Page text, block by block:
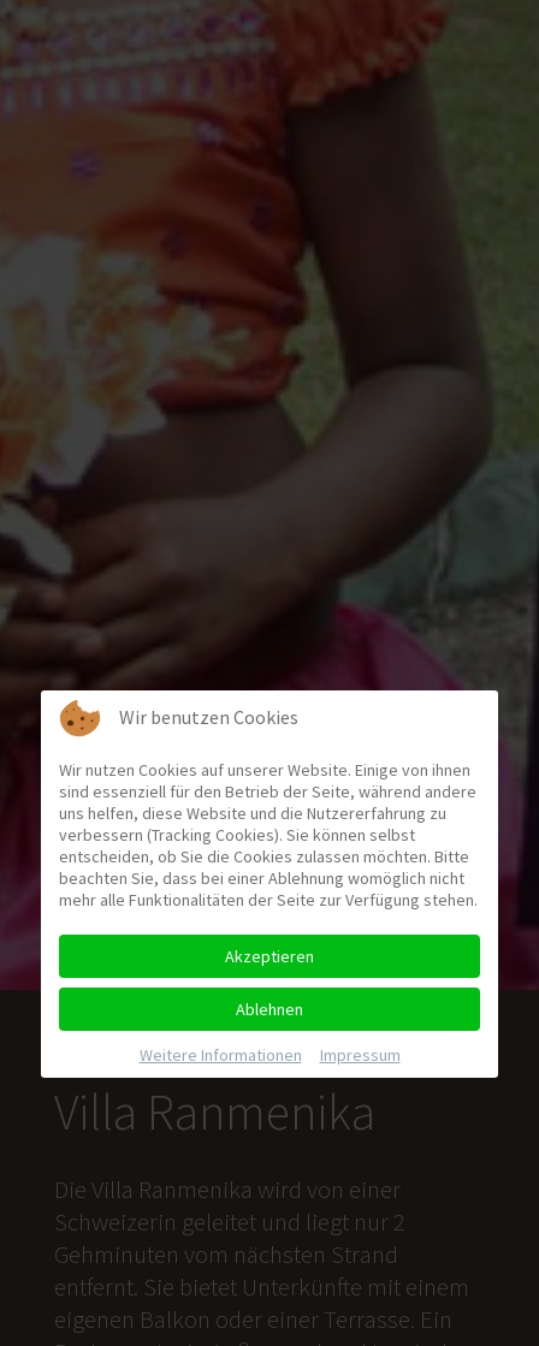
Villa Ranmenika
Die Villa Ranmenika wird von einer
Schweizerin geleitet und liegt nur 2
Gehminuten vom nächsten Strand
entfernt. Sie bietet Unterkünfte mit einem
eigenen Balkon oder einer Terrasse. Ein
Wir benutzen Cookies
Wir nutzen Cookies auf unserer Website. Einige von ihnen
sind essenziell für den Betrieb der Seite, während andere
uns helfen, diese Website und die Nutzererfahrung zu
verbessern (Tracking Cookies). Sie können selbst
entscheiden, ob Sie die Cookies zulassen möchten. Bitte
beachten Sie, dass bei einer Ablehnung womöglich nicht
mehr alle Funktionalitäten der Seite zur Verfügung stehen.
Akzeptieren
Ablehnen
Weitere Informationen Impressum